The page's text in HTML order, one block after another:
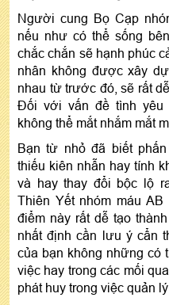
Người cung Bọ Cạp
nếu như có thể sống
chắc chắn sẽ hạnh phúc
nhân không được xây
nhau từ trước đó, sẽ rất
Đối với vấn đề tình yêu
không thể mắt nhắm mắt
Bạn từ nhỏ đã biết
thiếu kiên nhẫn hay tính
và hay thay đổi bộc lộ
Thiên Yết nhóm máu
điểm này rất dễ tạo
nhất định cần lưu ý cẩn
của bạn không những có
việc hay trong các mối
phát huy trong việc quản